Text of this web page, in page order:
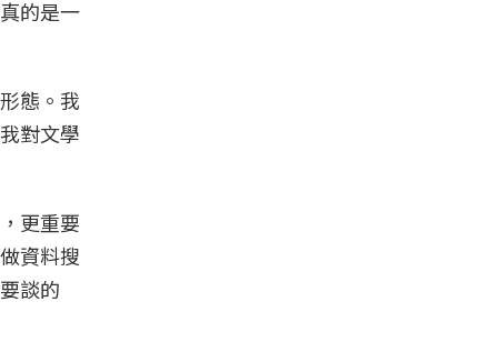
的是一
態。我
對文學
更重要
資料搜
談的